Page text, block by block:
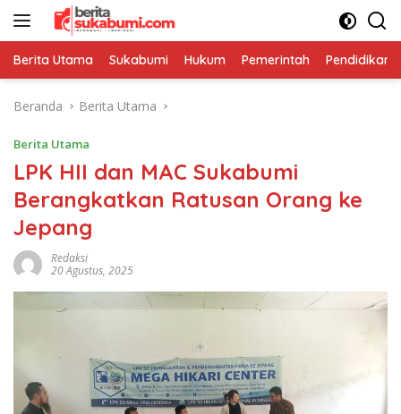
Langsung
Berita Utama Sukabumi Hukum Pemerintah Pendidikan
Beranda Berita Utama
Berita Utama
LPK HII dan MAC Sukabumi
Berangkatkan Ratusan Orang ke
Jepang
Redaksi
20 Agustus, 2025